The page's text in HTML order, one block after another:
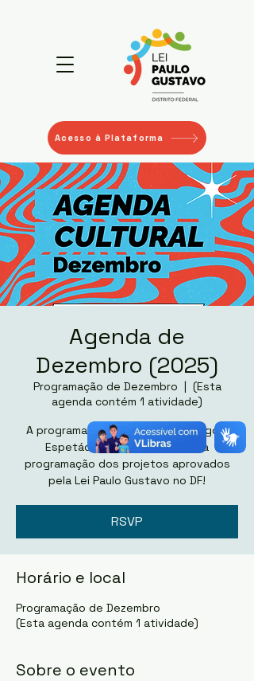
Acesso à Plataforma
Agenda de
Dezembro (2025)
Programação de Dezembro
  |
(Esta
agenda contém 1 atividade)
A programação de Dezembro chegou!
Espetáculo gratuito! Confira a
programação dos projetos aprovados
pela Lei Paulo Gustavo no DF!
RSVP
Horário e local
Programação de Dezembro
(Esta agenda contém 1 atividade)
Sobre o evento